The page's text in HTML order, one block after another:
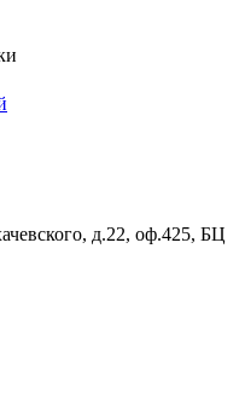
д.22, оф.425, БЦ